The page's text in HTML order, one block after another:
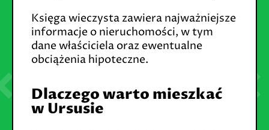
Księga wieczysta zawiera najważniejsze
informacje o nieruchomości, w tym
dane właściciela oraz ewentualne
obciążenia hipoteczne.
Dlaczego warto mieszkać
w Ursusie